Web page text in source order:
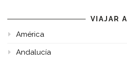
VIAJAR A
América
Andalucía